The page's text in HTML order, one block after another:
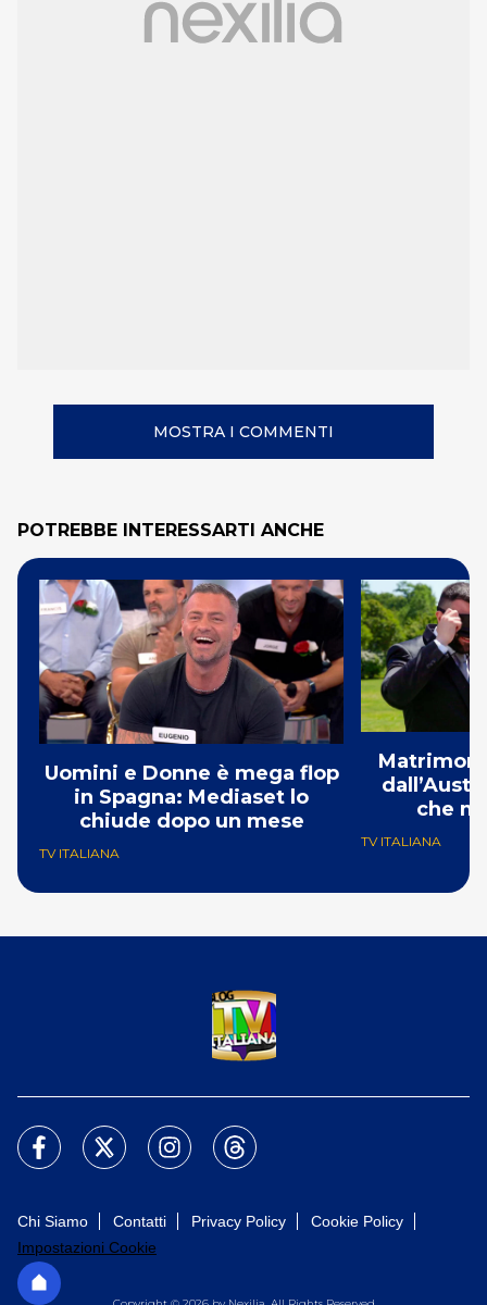
MOSTRA I COMMENTI
POTREBBE INTERESSARTI ANCHE
Uomini e Donne è mega flop
in Spagna: Mediaset lo
chiude dopo un mese
TV ITALIANA
che
TV ITALIANA
Chi Siamo Contatti Privacy Policy
Cookie Policy
Impostazioni Cookie